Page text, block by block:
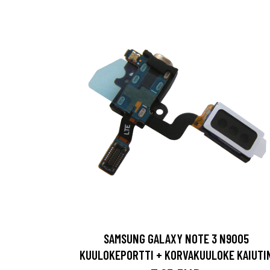
SAMSUNG GALAXY NOTE 3 N9005
KUULOKEPORTTI + KORVAKUULOKE